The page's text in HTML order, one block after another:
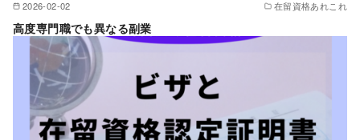
2026-02-02 在留資格あれこれ
高度専門職でも異なる副業